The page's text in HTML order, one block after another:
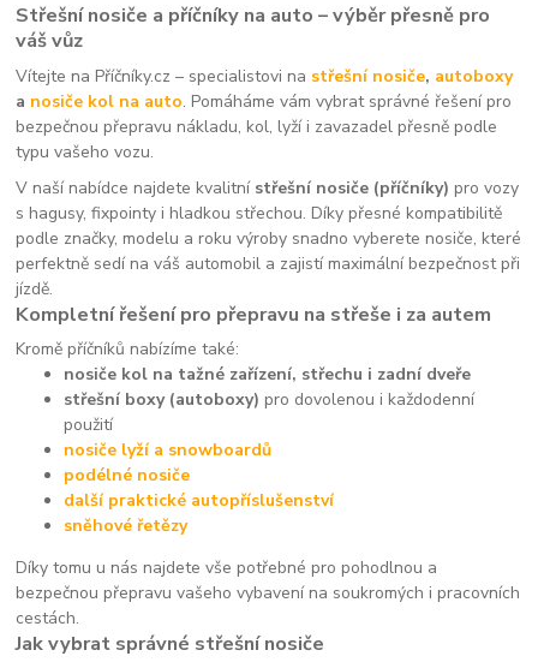
Střešní nosiče a příčníky na auto – výběr přesně pro
váš vůz
Vítejte na Příčníky.cz – specialistovi na střešní nosiče, autoboxy
a nosiče kol na auto. Pomáháme vám vybrat správné řešení pro
bezpečnou přepravu nákladu, kol, lyží i zavazadel přesně podle
typu vašeho vozu.
V naší nabídce najdete kvalitní střešní nosiče (příčníky) pro vozy
s hagusy, fixpointy i hladkou střechou. Díky přesné kompatibilitě
podle značky, modelu a roku výroby snadno vyberete nosiče, které
perfektně sedí na váš automobil a zajistí maximální bezpečnost při
jízdě.
Kompletní řešení pro přepravu na střeše i za autem
Kromě příčníků nabízíme také:
nosiče kol na tažné zařízení, střechu i zadní dveře
střešní boxy (autoboxy) pro dovolenou i každodenní
použití
nosiče lyží a snowboardů
podélné nosiče
další praktické autopříslušenství
sněhové řetězy
Díky tomu u nás najdete vše potřebné pro pohodlnou a
bezpečnou přepravu vašeho vybavení na soukromých i pracovních
cestách.
Jak vybrat správné střešní nosiče